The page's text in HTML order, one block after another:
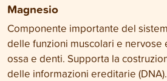
Magnesio
Componente importante del
delle funzioni muscolari e nervose
ossa e denti. Supporta la
delle informazioni ereditarie